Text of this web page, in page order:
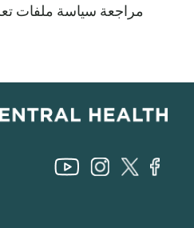
مراجعة سياسة ملفات